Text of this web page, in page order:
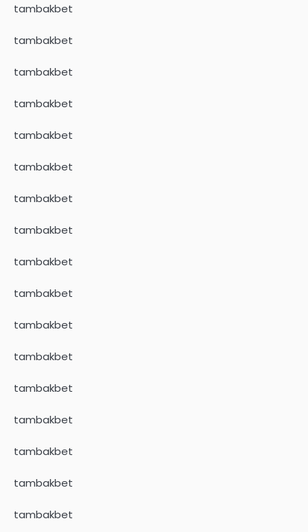
tambakbet
tambakbet
tambakbet
tambakbet
tambakbet
tambakbet
tambakbet
tambakbet
tambakbet
tambakbet
tambakbet
tambakbet
tambakbet
tambakbet
tambakbet
tambakbet
tambakbet